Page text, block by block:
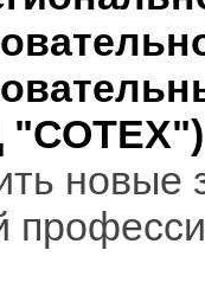
"СОТЕХ")
новые